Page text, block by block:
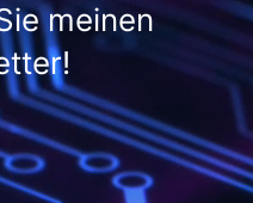
meinen